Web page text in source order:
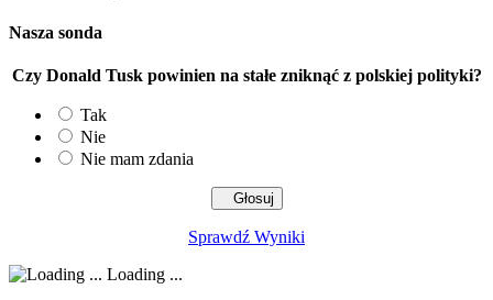
Nasza sonda
Czy Donald Tusk powinien na stałe zniknąć z polskiej polityki?
Tak
Nie
Nie mam zdania
Sprawdź Wyniki
Loading ...